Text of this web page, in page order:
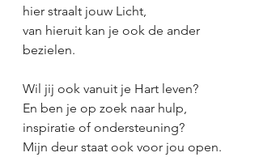
hier straalt jouw Licht,
van hieruit kan je ook de ander
bezielen.
Wil jij ook vanuit je Hart leven?
En ben je op zoek naar hulp,
inspiratie of ondersteuning?
Mijn deur staat ook voor jou open.